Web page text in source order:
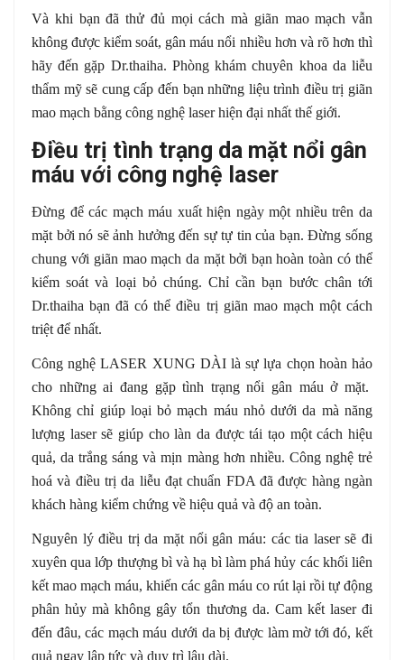
Và khi bạn đã thử đủ mọi cách mà giãn mao mạch vẫn
không được kiểm soát, gân máu nổi nhiều hơn và rõ hơn thì
hãy đến gặp Dr.thaiha. Phòng khám chuyên khoa da liễu
thẩm mỹ sẽ cung cấp đến bạn những liệu trình điều trị giãn
mao mạch bằng công nghệ laser hiện đại nhất thế giới.
Điều trị tình trạng da mặt nổi gân
máu với công nghệ laser
Đừng để các mạch máu xuất hiện ngày một nhiều trên da
mặt bởi nó sẽ ảnh hưởng đến sự tự tin của bạn. Đừng sống
chung với giãn mao mạch da mặt bởi bạn hoàn toàn có thể
kiểm soát và loại bỏ chúng. Chỉ cần bạn bước chân tới
Dr.thaiha bạn đã có thể điều trị giãn mao mạch một cách
triệt để nhất.
Công nghệ LASER XUNG DÀI là sự lựa chọn hoàn hảo
cho những ai đang gặp tình trạng nổi gân máu ở mặt.
Không chỉ giúp loại bỏ mạch máu nhỏ dưới da mà năng
lượng laser sẽ giúp cho làn da được tái tạo một cách hiệu
quả, da trắng sáng và mịn màng hơn nhiều. Công nghệ trẻ
hoá và điều trị da liễu đạt chuẩn FDA đã được hàng ngàn
khách hàng kiểm chứng về hiệu quả và độ an toàn.
Nguyên lý điều trị da mặt nổi gân máu: các tia laser sẽ đi
xuyên qua lớp thượng bì và hạ bì làm phá hủy các khối liên
kết mao mạch máu, khiến các gân máu co rút lại rồi tự động
phân hủy mà không gây tổn thương da. Cam kết laser đi
đến đâu, các mạch máu dưới da bị được làm mờ tới đó, kết
quả ngay lập tức và duy trì lâu dài.